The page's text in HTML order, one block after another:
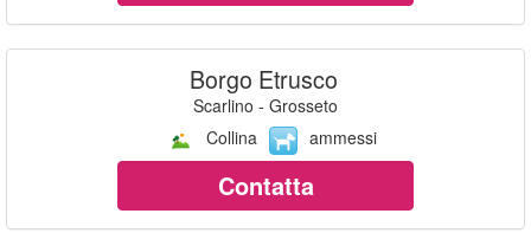
Borgo Etrusco
Scarlino - Grosseto
Collina
ammessi
Contatta